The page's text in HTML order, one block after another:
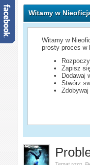
Witamy w
Witamy w
prosty proces w
Zapisz
Dodawaj
Stwórz
Temat rozp.